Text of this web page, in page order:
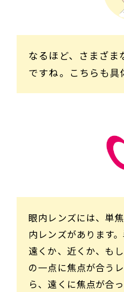
なるほど、さまざま
ですね。こちらも具
眼内レンズには、単
内レンズがあります
遠くか、近くか、も
の一点に焦点が合う
ら、遠くに焦点が合